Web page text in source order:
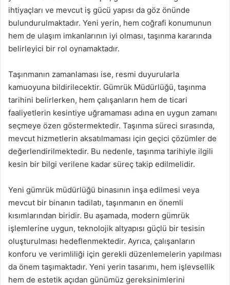
ihtiyaçları ve mevcut iş gücü yapısı da göz önünde
bulundurulmaktadır. Yeni yerin, hem coğrafi konumunun
hem de ulaşım imkanlarının iyi olması, taşınma kararında
belirleyici bir rol oynamaktadır.
Taşınmanın zamanlaması ise, resmi duyurularla
kamuoyuna bildirilecektir. Gümrük Müdürlüğü, taşınma
tarihini belirlerken, hem çalışanların hem de ticari
faaliyetlerin kesintiye uğramaması adına en uygun zamanı
seçmeye özen göstermektedir. Taşınma süreci sırasında,
mevcut hizmetlerin aksatılmaması için geçici çözümler de
değerlendirilmektedir. Bu nedenle, taşınma tarihiyle ilgili
kesin bir bilgi verilene kadar süreç takip edilmelidir.
Yeni gümrük müdürlüğü binasının inşa edilmesi veya
mevcut bir binanın tadilatı, taşınmanın en önemli
kısımlarından biridir. Bu aşamada, modern gümrük
işlemlerine uygun, teknolojik altyapısı güçlü bir tesisin
oluşturulması hedeflenmektedir. Ayrıca, çalışanların
konforu ve verimliliği için gerekli düzenlemelerin yapılması
da önem taşımaktadır. Yeni yerin tasarımı, hem işlevsellik
hem de estetik açıdan günümüz gereksinimlerini